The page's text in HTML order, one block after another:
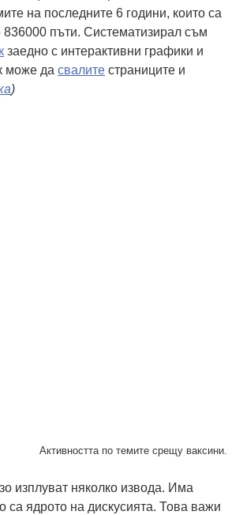
на последните 6 години, които са
пъти. Систематизирал съм
заедно с интерактивни графики и
може да свалите страниците и
)
Активността по темите срещу ваксини.
изплуват няколко извода. Има
са ядрото на дискусията. Това важи